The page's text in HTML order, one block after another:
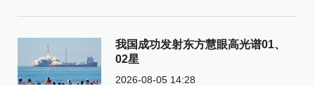
我国成功发射东方慧眼高光谱01、
02星
2026-08-05 14:28